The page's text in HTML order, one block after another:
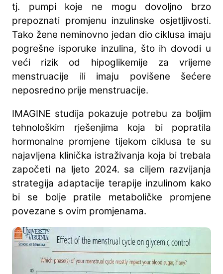
tj. pumpi koje ne mogu dovoljno brzo
prepoznati promjenu inzulinske osjetljivosti.
Tako žene neminovno jedan dio ciklusa imaju
pogrešne isporuke inzulina, što ih dovodi u
veći rizik od hipoglikemije za vrijeme
menstruacije ili imaju povišene šećere
neposredno prije menstruacije.
IMAGINE studija pokazuje potrebu za boljim
tehnološkim rješenjima koja bi popratila
hormonalne promjene tijekom ciklusa te su
najavljena klinička istraživanja koja bi trebala
započeti na ljeto 2024. sa ciljem razvijanja
strategija adaptacije terapije inzulinom kako
bi se bolje pratile metaboličke promjene
povezane s ovim promjenama.